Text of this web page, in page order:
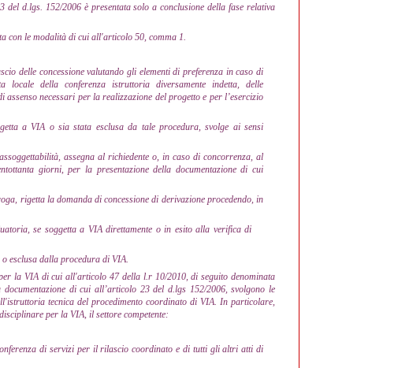
d.lgs. 152/2006 è presentata solo a conclusione della fase relativa
con le modalità di cui all'articolo 50, comma 1.
delle concessione valutando gli elementi di preferenza in caso di
locale della conferenza istruttoria diversamente indetta, delle
necessari per la realizzazione del progetto e per l’esercizio
a VIA o sia stata esclusa da tale procedura, svolge ai sensi
assegna al richiedente o, in caso di concorrenza, al
giorni, per la presentazione della documentazione di cui
rigetta la domanda di concessione di derivazione procedendo, in
se soggetta a VIA direttamente o in esito alla verifica di
esclusa dalla procedura di VIA.
la VIA di cui all'articolo 47 della l.r 10/2010, di seguito denominata
di cui all’articolo 23 del d.lgs 152/2006, svolgono le
tecnica del procedimento coordinato di VIA. In particolare,
per la VIA, il settore competente:
di servizi per il rilascio coordinato e di tutti gli altri atti di